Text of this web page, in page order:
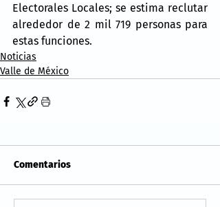
Electorales Locales; se estima reclutar
alrededor de 2 mil 719 personas para
estas funciones.
Noticias
Valle de México
Comentarios